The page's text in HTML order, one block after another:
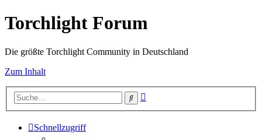
Torchlight Forum
Die größte Torchlight Community in Deutschland
Zum Inhalt
Suche
Schnellzugriff